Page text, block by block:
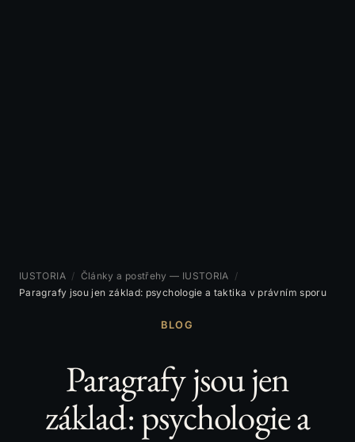
IUSTORIA / Články a postřehy — IUSTORIA /
Paragrafy jsou jen základ: psychologie a taktika v právním sporu
BLOG
Paragrafy jsou jen
základ: psychologie a